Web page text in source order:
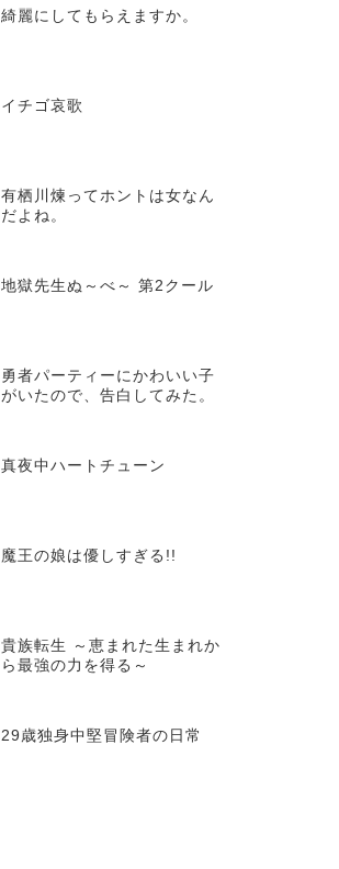
綺麗にしてもらえますか。
イチゴ哀歌
有栖川煉ってホントは女なん
だよね。
地獄先生ぬ～べ～ 第2クール
勇者パーティーにかわいい子
がいたので、告白してみた。
真夜中ハートチューン
魔王の娘は優しすぎる!!
貴族転生 ～恵まれた生まれか
ら最強の力を得る～
29歳独身中堅冒険者の日常